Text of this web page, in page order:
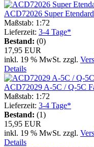
ACD72026 Super
Maßstab: 1:72
Lieferzeit: 3-4 Tage*
Bestand: (0)
17,95 EUR
inkl. 19 % MwSt. zzgl.
Details
ACD72029 A-5C / Q-5C
Maßstab: 1:72
Lieferzeit: 3-4 Tage*
Bestand: (1)
15,95 EUR
inkl. 19 % MwSt. zzgl.
Details